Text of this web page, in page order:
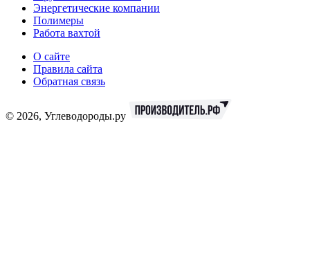
Энергетические компании
Полимеры
Работа вахтой
О сайте
Правила сайта
Обратная связь
© 2026, Углеводороды.ру